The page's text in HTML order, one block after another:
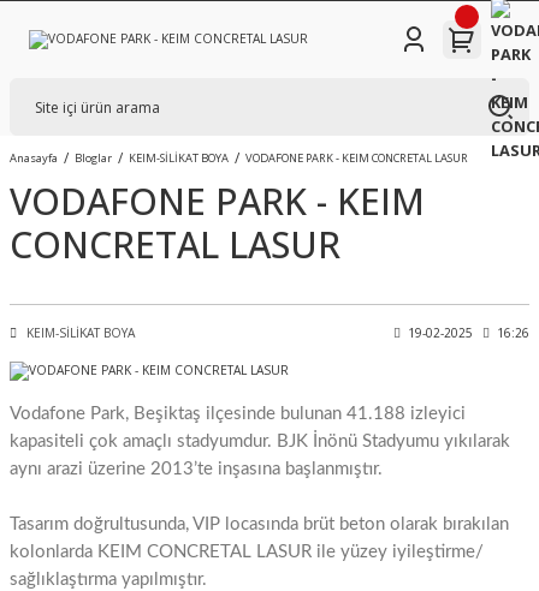
Anasayfa Bloglar KEIM-SİLİKAT BOYA VODAFONE PARK - KEIM CONCRETAL LASUR
VODAFONE PARK - KEIM
CONCRETAL LASUR
KEIM-SİLİKAT BOYA 19-02-2025 16:26
Vodafone Park, Beşiktaş ilçesinde bulunan 41.188 izleyici
kapasiteli çok amaçlı stadyumdur. BJK İnönü Stadyumu yıkılarak
aynı arazi üzerine 2013’te inşasına başlanmıştır.
Tasarım doğrultusunda, VIP locasında brüt beton olarak bırakılan
kolonlarda KEIM CONCRETAL LASUR ile yüzey iyileştirme/
sağlıklaştırma yapılmıştır.